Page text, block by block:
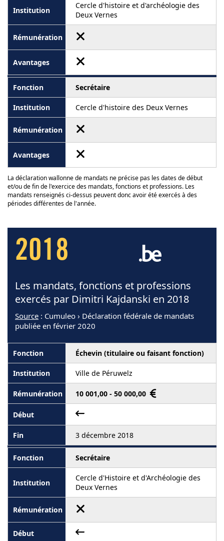
Cercle d'histoire et d'archéologie des
Deux Vernes
Secrétaire
Cercle d'histoire des Deux Vernes
La déclaration wallonne de mandats ne précise pas les dates de début
et/ou de fin de l'exercice des mandats, fonctions et professions. Les
mandats renseignés ci-dessus peuvent donc avoir été exercés à des
périodes différentes de l'année.
2018
Les mandats, fonctions et professions
exercés par Dimitri Kajdanski en 2018
Source : Cumuleo › Déclaration fédérale de mandats
publiée en février 2020
Échevin (titulaire ou faisant fonction)
Ville de Péruwelz
10 001,00 - 50 000,00
3 décembre 2018
Secrétaire
Cercle d'Histoire et d'Archéologie des
Deux Vernes